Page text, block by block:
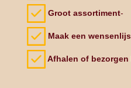
Groot assortiment-
Maak een
Afhalen of